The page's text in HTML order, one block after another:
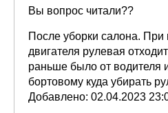
Вы вопрос читали??
После уборки салона.
двигателя рулевая
раньше было от водителя
бортовому куда убирать
Добавлено: 02.04.2023